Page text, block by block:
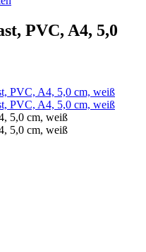
PVC, A4, 5,0